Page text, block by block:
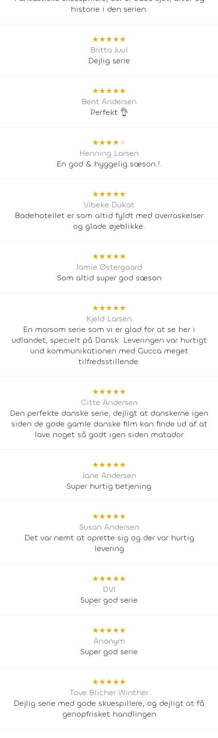
historie i den serien.
★★★★★
Britta Juul
Dejlig serie
★★★★★
Bent Andersen
Perfekt 👌
★★★★★
Henning Larsen
En god & hyggelig sæson.!.
★★★★★
Vibeke Dukat
Badehotellet er som altid fyldt med overraskelser
og glade øjeblikke.
★★★★★
Jamie Østergaard
Som altid super god sæson
★★★★★
Kjeld Larsen
En morsom serie som vi er glad for at se her i
udlandet, specielt på Dansk. Leveringen var hurtigt
und kommunikationen med Gucca meget
tilfredsstillende.
★★★★★
Gitte Andersen
Den perfekte danske serie, dejligt at danskerne igen
siden de gode gamle danske film kan finde ud af at
lave noget så godt igen siden matador
★★★★★
Jane Andersen
Super hurtig betjening
★★★★★
Susan Andersen
Det var nemt at oprette sig og der var hurtig
levering
★★★★★
DVI
Super god serie
★★★★★
Anonym
Super god serie
★★★★★
Tove Blicher Winther
Dejlig serie med gode skuespillere, og dejligt at få
genopfrisket handlingen